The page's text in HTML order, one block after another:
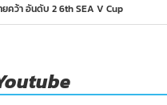
ยคว้า อันดับ 2 6th SEA V Cup